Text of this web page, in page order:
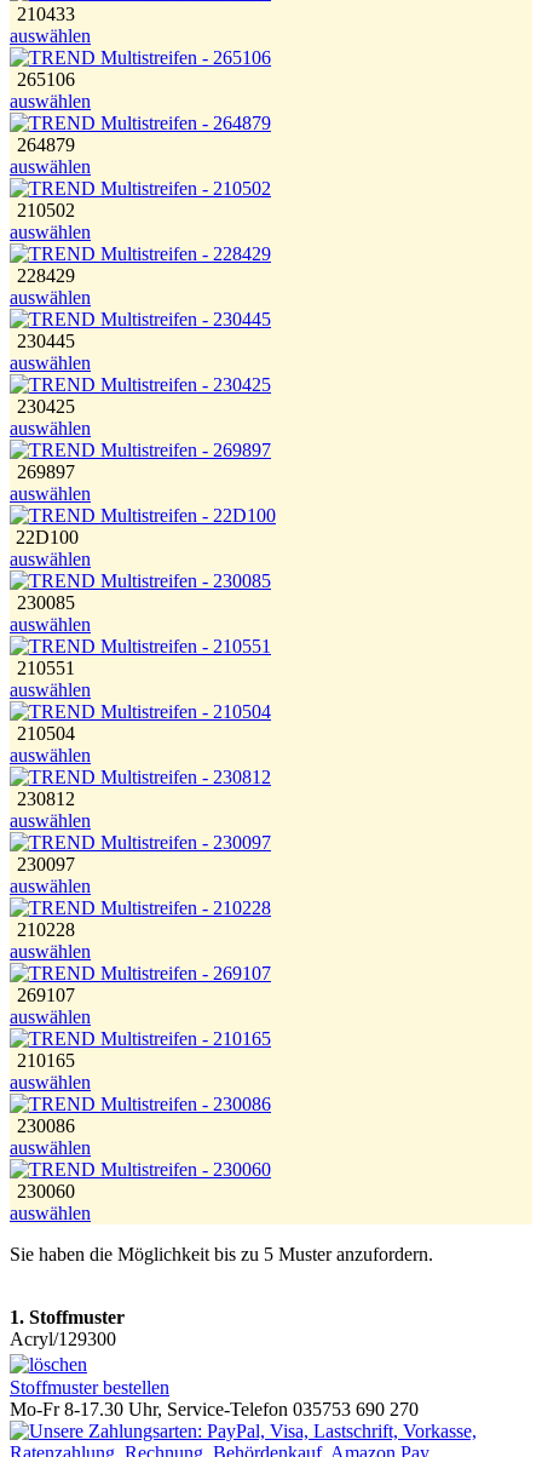
210433
auswählen
265106
auswählen
264879
auswählen
210502
auswählen
228429
auswählen
230445
auswählen
230425
auswählen
269897
auswählen
22D100
auswählen
230085
auswählen
210551
auswählen
210504
auswählen
230812
auswählen
230097
auswählen
210228
auswählen
269107
auswählen
210165
auswählen
230086
auswählen
230060
auswählen
Sie haben die Möglichkeit bis zu 5 Muster anzufordern.
1. Stoffmuster
Acryl/129300
Stoffmuster bestellen
Mo-Fr 8-17.30 Uhr, Service-Telefon 035753 690 270